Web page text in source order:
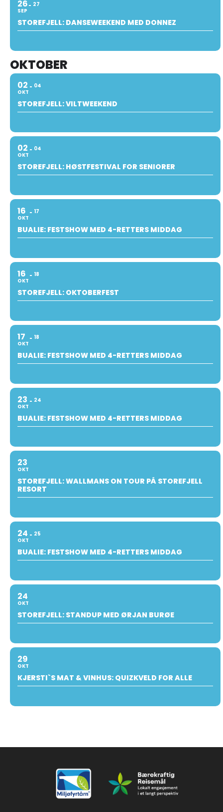
26
SEP
27
STOREFJELL: DANSEWEEKEND MED DONNEZ
OKTOBER
02
OKT
04
STOREFJELL: VILTWEEKEND
02
OKT
04
STOREFJELL: HØSTFESTIVAL FOR SENIORER
16
OKT
17
BUALIE: FESTSHOW MED 4-RETTERS MIDDAG
16
OKT
18
STOREFJELL: OKTOBERFEST
17
OKT
18
BUALIE: FESTSHOW MED 4-RETTERS MIDDAG
23
OKT
24
BUALIE: FESTSHOW MED 4-RETTERS MIDDAG
23
OKT
STOREFJELL: WALLMANS ON TOUR PÅ STOREFJELL
RESORT
24
OKT
25
BUALIE: FESTSHOW MED 4-RETTERS MIDDAG
24
OKT
STOREFJELL: STANDUP MED ØRJAN BURØE
29
OKT
KJERSTI`S MAT & VINHUS: QUIZKVELD FOR ALLE